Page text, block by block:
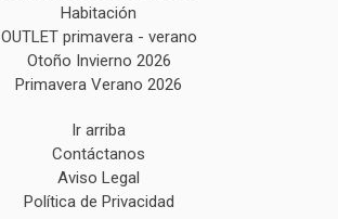
Habitación
OUTLET primavera - verano
Otoño Invierno 2026
Primavera Verano 2026
Ir arriba
Contáctanos
Aviso Legal
Política de Privacidad